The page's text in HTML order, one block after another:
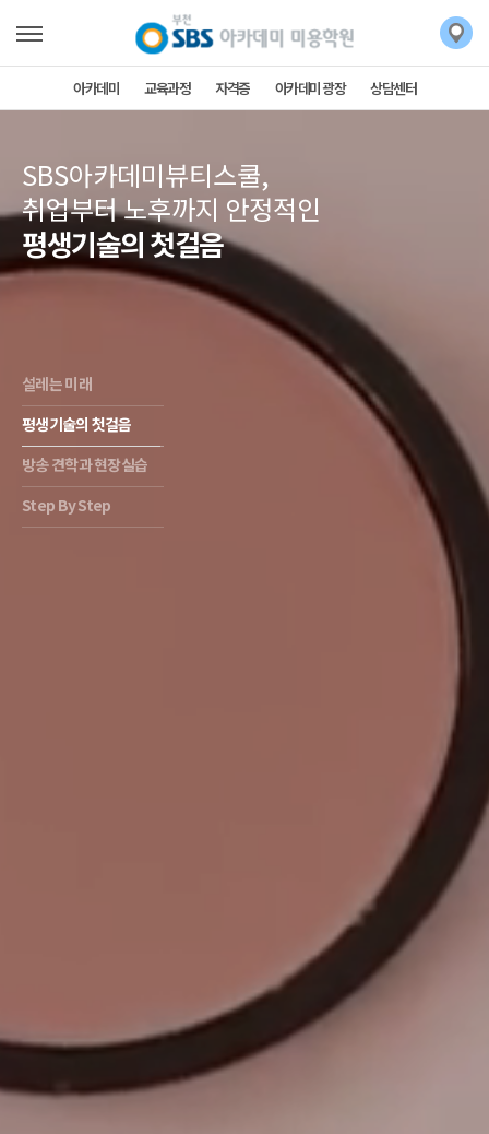
아카데미 교육과정 자격증 아카데미 광장 상담센터
SBS아카데미뷰티스쿨,
취업부터 노후까지 안정적인
평생기술의 첫걸음
설레는 미래
평생기술의 첫걸음
방송 견학과 현장실습
Step By Step